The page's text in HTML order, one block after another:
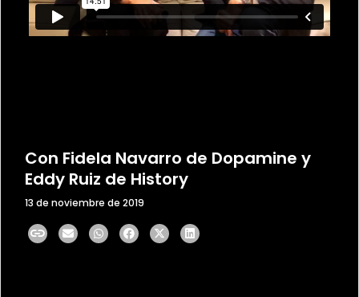
Con Fidela Navarro de Dopamine y
Eddy Ruiz de History
13 de noviembre de 2019